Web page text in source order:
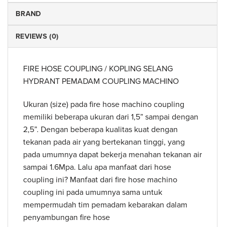
BRAND
REVIEWS (0)
FIRE HOSE COUPLING / KOPLING SELANG
HYDRANT PEMADAM COUPLING MACHINO
Ukuran (size) pada fire hose machino coupling
memiliki beberapa ukuran dari 1,5” sampai dengan
2,5”. Dengan beberapa kualitas kuat dengan
tekanan pada air yang bertekanan tinggi, yang
pada umumnya dapat bekerja menahan tekanan air
sampai 1.6Mpa. Lalu apa manfaat dari hose
coupling ini? Manfaat dari fire hose machino
coupling ini pada umumnya sama untuk
mempermudah tim pemadam kebarakan dalam
penyambungan fire hose